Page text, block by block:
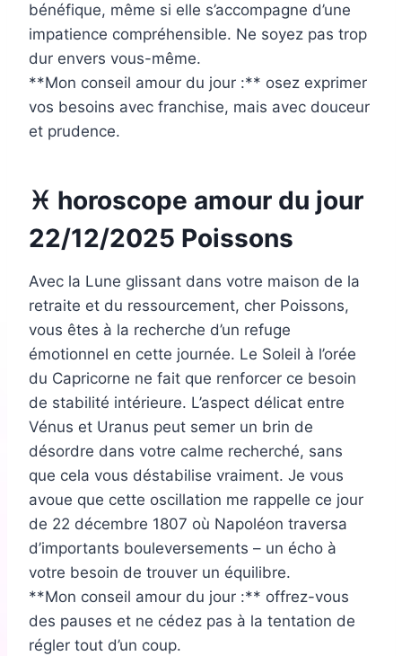
bénéfique, même si elle s’accompagne d’une
impatience compréhensible. Ne soyez pas trop
dur envers vous-même.
**Mon conseil amour du jour :** osez exprimer
vos besoins avec franchise, mais avec douceur
et prudence.
♓ horoscope amour du jour
22/12/2025 Poissons
Avec la Lune glissant dans votre maison de la
retraite et du ressourcement, cher Poissons,
vous êtes à la recherche d’un refuge
émotionnel en cette journée. Le Soleil à l’orée
du Capricorne ne fait que renforcer ce besoin
de stabilité intérieure. L’aspect délicat entre
Vénus et Uranus peut semer un brin de
désordre dans votre calme recherché, sans
que cela vous déstabilise vraiment. Je vous
avoue que cette oscillation me rappelle ce jour
de 22 décembre 1807 où Napoléon traversa
d’importants bouleversements – un écho à
votre besoin de trouver un équilibre.
**Mon conseil amour du jour :** offrez-vous
des pauses et ne cédez pas à la tentation de
régler tout d’un coup.